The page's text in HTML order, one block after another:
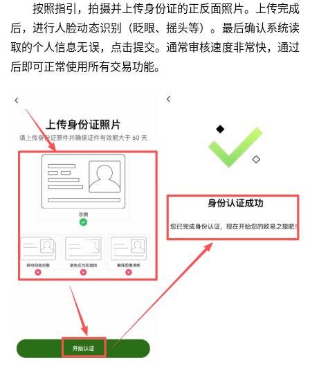
按照指引，拍摄并上传身份证的正反面照片。上传完成
后，进行人脸动态识别（眨眼、摇头等）。最后确认系统读
取的个人信息无误，点击提交。通常审核速度非常快，通过
后即可正常使用所有交易功能。